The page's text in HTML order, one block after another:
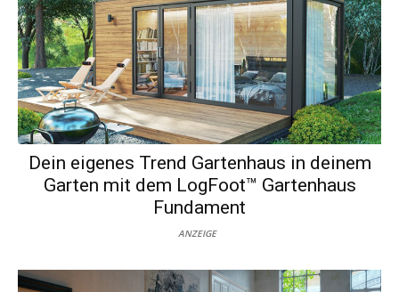
Dein eigenes Trend Gartenhaus in deinem
Garten mit dem LogFoot™ Gartenhaus
Fundament
ANZEIGE